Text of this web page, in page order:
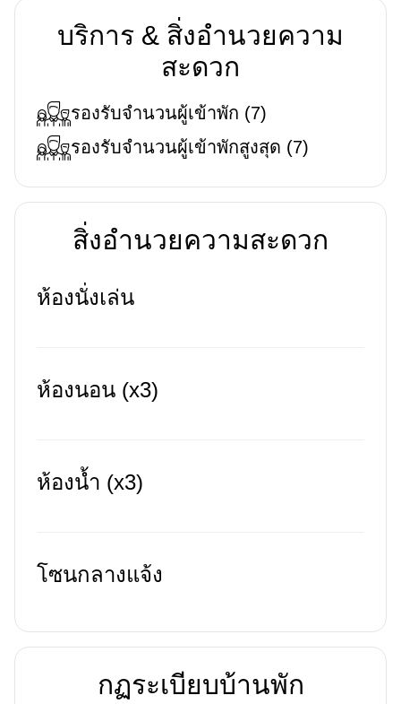
บริการ & สิ่งอำนวยความ
สะดวก
รองรับจำนวนผู้เข้าพัก (7)
รองรับจำนวนผู้เข้าพักสูงสุด (7)
สิ่งอำนวยความสะดวก
ห้องนั่งเล่น
ห้องนอน (x3)
ห้องน้ำ (x3)
โซนกลางแจ้ง
กฏระเบียบบ้านพัก